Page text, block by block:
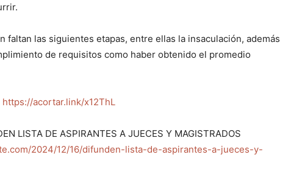
faltan las siguientes etapas, entre ellas la insaculación, además
de requisitos como haber obtenido el promedio
https://acortar.link/x12ThL
LISTA DE ASPIRANTES A JUECES Y MAGISTRADOS
2024/12/16/difunden-lista-de-aspirantes-a-jueces-y-